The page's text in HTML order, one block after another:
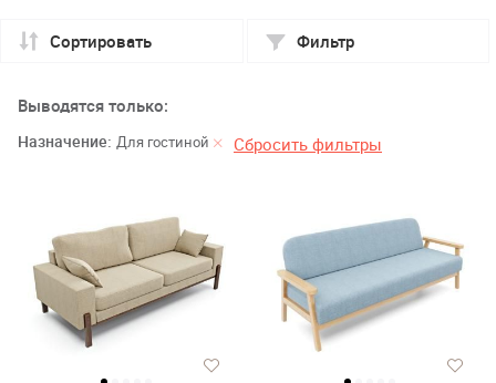
Сортировать Фильтр
Выводятся только:
Назначение: Для гостиной Сбросить фильтры